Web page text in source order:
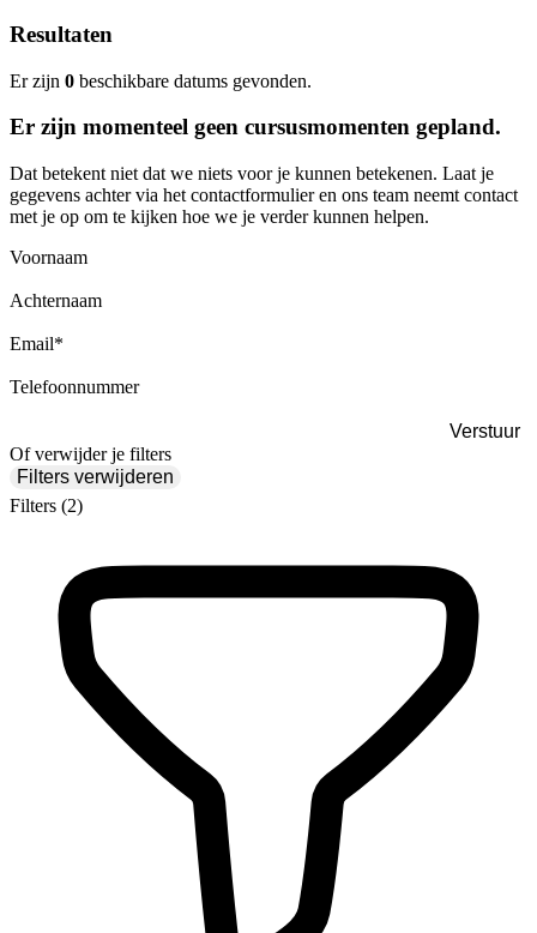
Resultaten
Er zijn 0 beschikbare datums gevonden.
Er zijn momenteel geen cursusmomenten gepland.
Dat betekent niet dat we niets voor je kunnen betekenen. Laat je
gegevens achter via het contactformulier en ons team neemt contact
met je op om te kijken hoe we je verder kunnen helpen.
Voornaam
Achternaam
Email*
Telefoonnummer
Of verwijder je filters
Filters verwijderen
Filters (2)